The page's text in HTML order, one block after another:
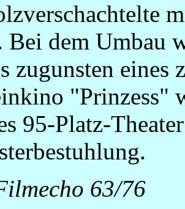
Bei dem Umbau
zugunsten eines
"Prinzess"
95-Platz-
63/76